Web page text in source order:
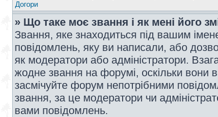
Догори
» Що таке моє звання і як мені його
Звання, яке знаходиться під вашим
повідомлень, яку ви написали, або
як модератори або адміністратори.
жодне звання на форумі, оскільки вони
засмічуйте форум непотрібними
звання, за це модератори чи
вами повідомлень.